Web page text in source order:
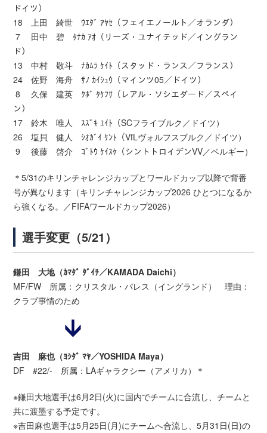
ドイツ）
18 上田 綺世 ｳｴﾀﾞ ｱﾔｾ（フェイエノールト／オランダ）
7 田中 碧 ﾀﾅｶ ｱｵ（リーズ・ユナイテッド／イングラン
ド）
13 中村 敬斗 ﾅｶﾑﾗ ｹｲﾄ（スタッド・ランス／フランス）
24 佐野 海舟 ｻﾉ ｶｲｼｭｳ（マインツ05／ドイツ）
8 久保 建英 ｸﾎﾞ ﾀｹﾌｻ（レアル・ソシエダード／スペイ
ン）
17 鈴木 唯人 ｽｽﾞｷ ﾕｲﾄ（SCフライブルク／ドイツ）
26 塩貝 健人 ｼｵｶﾞｲ ｹﾝﾄ（VfLヴォルフスブルク／ドイツ）
9 後藤 啓介 ｺﾞﾄｳ ｹｲｽｹ（シントトロイデンVV／ベルギー）
＊5/31のキリンチャレンジカップとワールドカップ以降で背番
号が異なります（キリンチャレンジカップ2026 ひとつになるか
ら強くなる。／FIFAワールドカップ2026）
選手変更（5/21）
鎌田 大地（ｶﾏﾀﾞ ﾀﾞｲﾁ／KAMADA Daichi）
MF/FW 所属：クリスタル・パレス（イングランド） 理由：
クラブ事情のため
吉田 麻也（ﾖｼﾀﾞ ﾏﾔ／YOSHIDA Maya）
DF #22/- 所属：LAギャラクシー（アメリカ）＊
※鎌田大地選手は6月2日(火)に国内でチームに合流し、チームと
共に渡墨する予定です。
※吉田麻也選手は5月25日(月)にチームへ合流し、5月31日(日)の